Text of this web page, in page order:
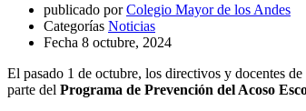
publicado por Colegio Mayor de los Andes
Categorías Noticias
Fecha 8 octubre, 2024
El pasado 1 de octubre, los directivos y docentes
parte del Programa de Prevención del Acoso